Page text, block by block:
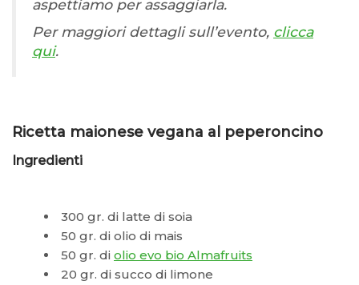
aspettiamo per assaggiarla.
Per maggiori dettagli sull’evento, clicca
qui.
Ricetta maionese vegana al peperoncino
Ingredienti
300 gr. di latte di soia
50 gr. di olio di mais
50 gr. di olio evo bio Almafruits
20 gr. di succo di limone